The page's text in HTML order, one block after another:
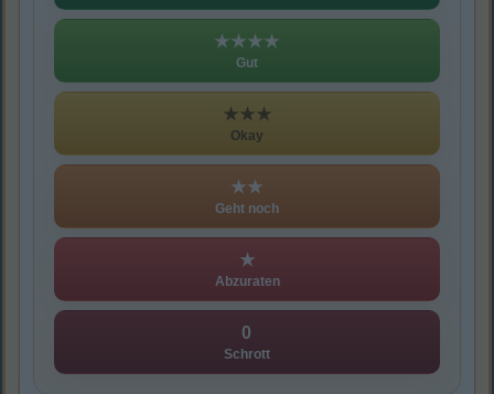
★★★★
Gut
★★★
Okay
★★
Geht noch
★
Abzuraten
0
Schrott